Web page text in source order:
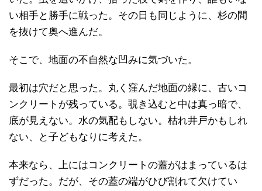
い相手と勝手に戦った。その日も同じように、杉の間
を抜けて奥へ進んだ。
そこで、地面の不自然な凹みに気づいた。
最初は穴だと思った。丸く窪んだ地面の縁に、古いコ
ンクリートが残っている。覗き込むと中は真っ暗で、
底が見えない。水の気配もしない。枯れ井戸かもしれ
ない、と子どもなりに考えた。
本来なら、上にはコンクリートの蓋がはまっているは
ずだった。だが、その蓋の端がひび割れて欠けてい